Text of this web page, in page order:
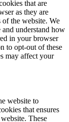
that are
as they are
the website. We
understand how
in your browser
to opt-out of these
may affect your
website to
that ensures
These